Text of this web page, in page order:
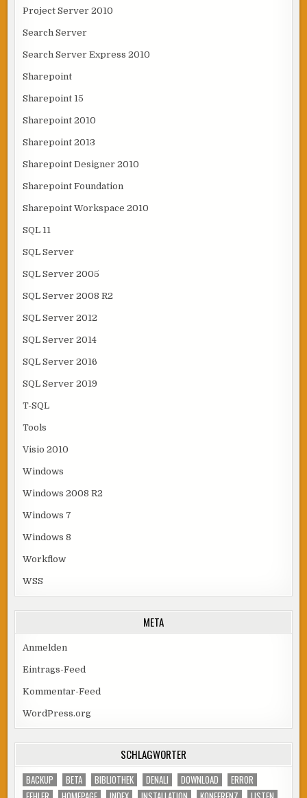
Project Server 2010
Search Server
Search Server Express 2010
Sharepoint
Sharepoint 15
Sharepoint 2010
Sharepoint 2013
Sharepoint Designer 2010
Sharepoint Foundation
Sharepoint Workspace 2010
SQL 11
SQL Server
SQL Server 2005
SQL Server 2008 R2
SQL Server 2012
SQL Server 2014
SQL Server 2016
SQL Server 2019
T-SQL
Tools
Visio 2010
Windows
Windows 2008 R2
Windows 7
Windows 8
Workflow
WSS
META
Anmelden
Eintrags-Feed
Kommentar-Feed
WordPress.org
SCHLAGWÖRTER
BACKUP BETA BIBLIOTHEK DENALI DOWNLOAD
ERROR